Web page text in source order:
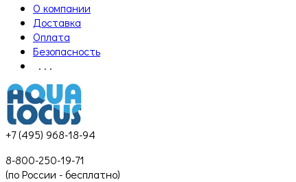
О компании
Доставка
Оплата
Безопасность
. . .
+7 (495) 968-18-94
8-800-250-19-71
(по России - бесплатно)